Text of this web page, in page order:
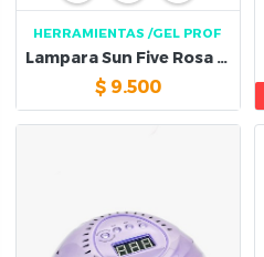
HERRAMIENTAS /GEL PROF
Lampara Sun Five Rosa 48W
$ 9.500